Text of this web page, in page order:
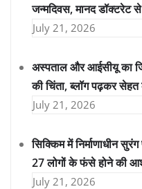
जन्मदिवस, मानद डॉक्टरेट
July 21, 2026
अस्पताल और आईसीयू का
की चिंता, ब्लॉग पढ़कर
July 21, 2026
सिक्किम में निर्माणाधीन
27 लोगों के फंसे होने की
July 21, 2026